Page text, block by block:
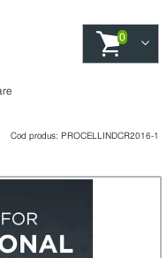
0
Cod produs: PROCELLINDCR2016-1